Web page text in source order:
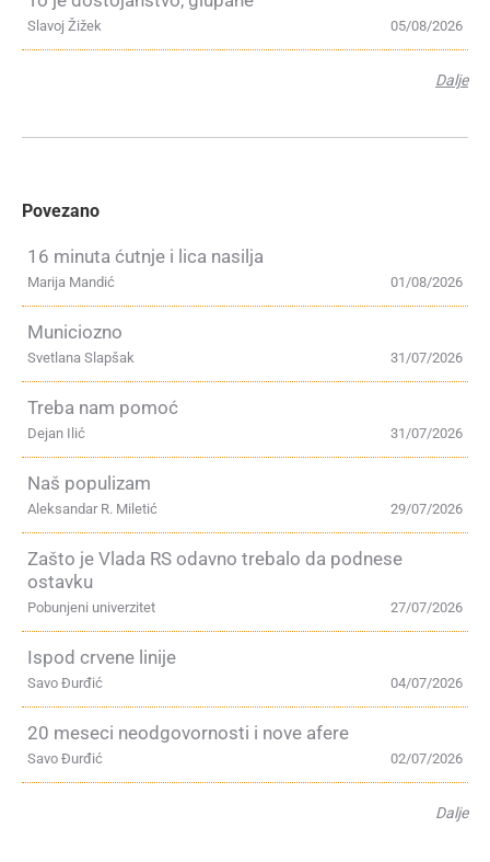
05/08/2026
Slavoj Žižek
Dalje
Povezano
16 minuta ćutnje i lica nasilja
01/08/2026
Marija Mandić
Municiozno
31/07/2026
Svetlana Slapšak
Treba nam pomoć
31/07/2026
Dejan Ilić
Naš populizam
29/07/2026
Aleksandar R. Miletić
Zašto je Vlada RS odavno trebalo da podnese
ostavku
27/07/2026
Pobunjeni univerzitet
Ispod crvene linije
04/07/2026
Savo Đurđić
20 meseci neodgovornosti i nove afere
02/07/2026
Savo Đurđić
Dalje